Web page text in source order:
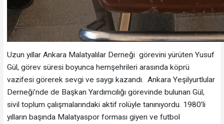
Uzun yıllar Ankara Malatyalılar Derneği görevini yürüten Yusuf
Gül, görev süresi boyunca hemşehrileri arasında köprü
vazifesi görerek sevgi ve saygı kazandı. Ankara Yeşilyurtlular
Derneği’nde de Başkan Yardımcılığı görevinde bulunan Gül,
sivil toplum çalışmalarındaki aktif rolüyle tanınıyordu. 1980’li
yılların başında Malatyaspor forması giyen ve futbol